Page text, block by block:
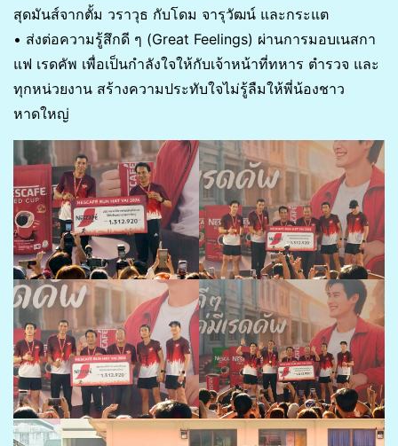
สุดมันส์จากตั้ม วราวุธ กับโดม จารุวัฒน์ และกระแต
• ส่งต่อความรู้สึกดี ๆ (Great Feelings) ผ่านการมอบเนสกา
แฟ เรดคัพ เพื่อเป็นกำลังใจให้กับเจ้าหน้าที่ทหาร ตำรวจ และ
ทุกหน่วยงาน สร้างความประทับใจไม่รู้ลืมให้พี่น้องชาว
หาดใหญ่